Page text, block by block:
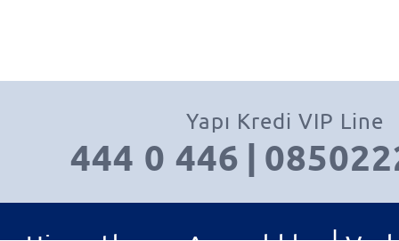
Yapı Kredi VIP Line
444 0 446 |